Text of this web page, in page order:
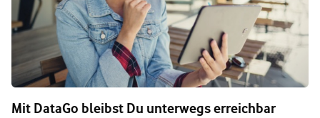
Mit DataGo bleibst Du unterwegs erreichbar